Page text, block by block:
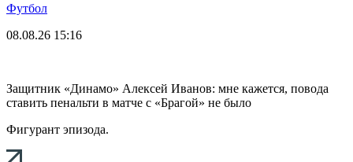
Футбол
08.08.26 15:16
Защитник «Динамо» Алексей Иванов: мне кажется, повода
ставить пенальти в матче с «Брагой» не было
Фигурант эпизода.